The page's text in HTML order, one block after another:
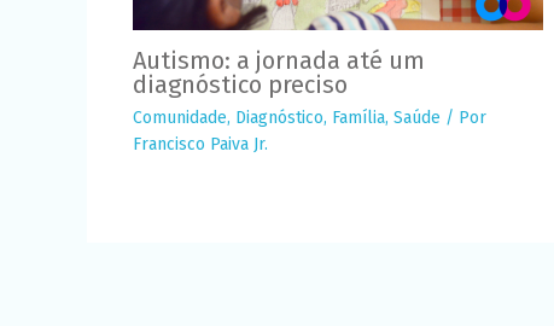
Autismo: a jornada até um
diagnóstico preciso
Comunidade, Diagnóstico, Família, Saúde / Por
Francisco Paiva Jr.